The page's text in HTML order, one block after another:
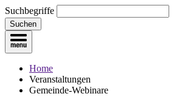
Suchbegriffe
Suchen
Home
Veranstaltungen
Gemeinde-Webinare